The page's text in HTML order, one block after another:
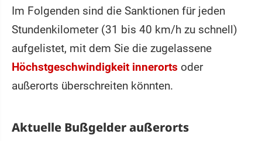
Im Folgenden sind die Sanktionen für jeden
Stundenkilometer (31 bis 40 km/h zu schnell)
aufgelistet, mit dem Sie die zugelassene
Höchstgeschwindigkeit innerorts oder
außerorts überschreiten könnten.
Aktuelle Bußgelder außerorts